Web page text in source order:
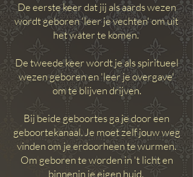
De eerste keer dat jij als aards wezen
wordt geboren 'leer je vechten' om uit
het water te komen.
De tweede keer wordt je als spiritueel
wezen geboren en 'leer je overgave'
om te blijven drijven.
Bij beide geboortes ga je door een
geboortekanaal. Je moet zelf jouw weg
vinden om je erdoorheen te wurmen.
Om geboren te worden in 't licht en
binnenin je eigen huid.